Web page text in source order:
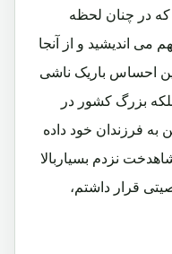
در چنان لحظه
اندیشید و از آنجا
احساس باریک ناشی
بزرگ کشور در
فرزندان خود داده
نزدم بسیاربالا
قرار داشتم،